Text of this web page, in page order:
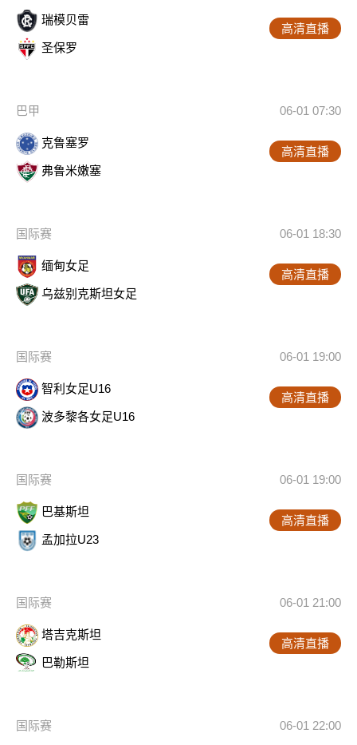
瑞模贝雷
圣保罗
高清直播
巴甲 06-01 07:30
克鲁塞罗
弗鲁米嫩塞
高清直播
国际赛 06-01 18:30
缅甸女足
乌兹别克斯坦女足
高清直播
国际赛 06-01 19:00
智利女足U16
波多黎各女足U16
高清直播
国际赛 06-01 19:00
巴基斯坦
孟加拉U23
高清直播
国际赛 06-01 21:00
塔吉克斯坦
巴勒斯坦
高清直播
国际赛 06-01 22:00